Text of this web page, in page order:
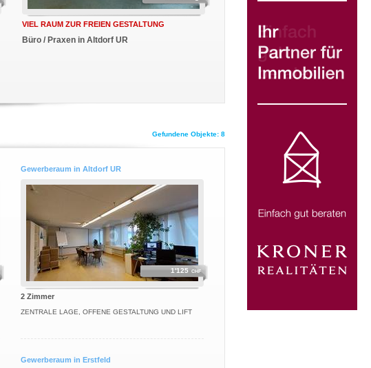
VIEL RAUM ZUR FREIEN GESTALTUNG
Büro / Praxen in Altdorf UR
Gefundene Objekte: 8
Gewerberaum in Altdorf UR
1'125 CHF
2 Zimmer
ZENTRALE LAGE, OFFENE GESTALTUNG UND LIFT
Gewerberaum in Erstfeld